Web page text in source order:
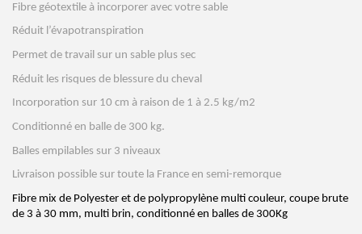
Fibre géotextile à incorporer avec votre sable
Réduit l’évapotranspiration
Permet de travail sur un sable plus sec
Réduit les risques de blessure du cheval
Incorporation sur 10 cm à raison de 1 à 2.5 kg/m2
Conditionné en balle de 300 kg.
Balles empilables sur 3 niveaux
Livraison possible sur toute la France en semi-remorque
Fibre mix de Polyester et de polypropylène multi couleur, coupe brute
de 3 à 30 mm, multi brin, conditionné en balles de 300Kg